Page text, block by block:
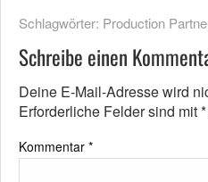
Schlagwörter: Production
Schreibe einen
Deine E-Mail-Adresse wird
Erforderliche Felder sind mit*
Kommentar *